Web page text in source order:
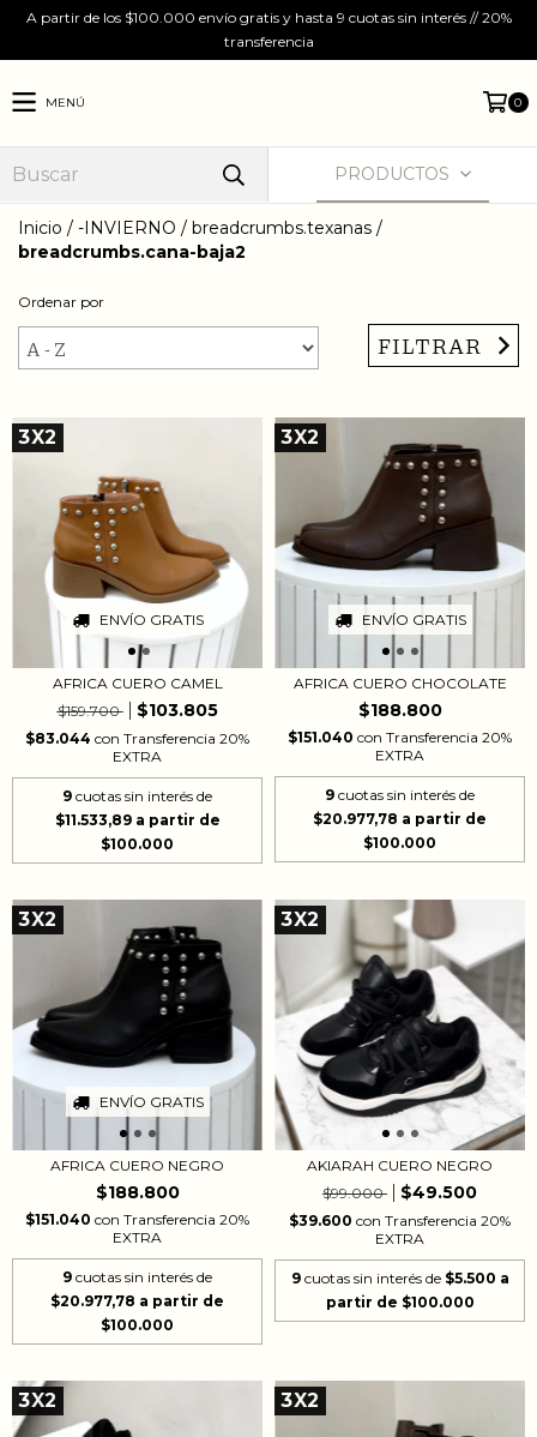
A partir de los $100.000 envío gratis y hasta 9 cuotas sin interés // 20%
transferencia
MENÚ 0
PRODUCTOS
Inicio / -INVIERNO / breadcrumbs.texanas /
breadcrumbs.cana-baja2
Ordenar por
FILTRAR
3X2
ENVÍO GRATIS
AFRICA CUERO CAMEL
$159.700
$103.805
$83.044 con Transferencia 20%
EXTRA
9 cuotas sin interés de
$11.533,89
3X2
ENVÍO GRATIS
AFRICA CUERO CHOCOLATE
$188.800
$151.040 con Transferencia 20%
EXTRA
9 cuotas sin interés de
$20.977,78
3X2
ENVÍO GRATIS
AFRICA CUERO NEGRO
$188.800
$151.040 con Transferencia 20%
EXTRA
9 cuotas sin interés de
$20.977,78
3X2
AKIARAH CUERO NEGRO
$99.000
$49.500
$39.600 con Transferencia 20%
EXTRA
9 cuotas sin interés de $5.500
3X2 3X2